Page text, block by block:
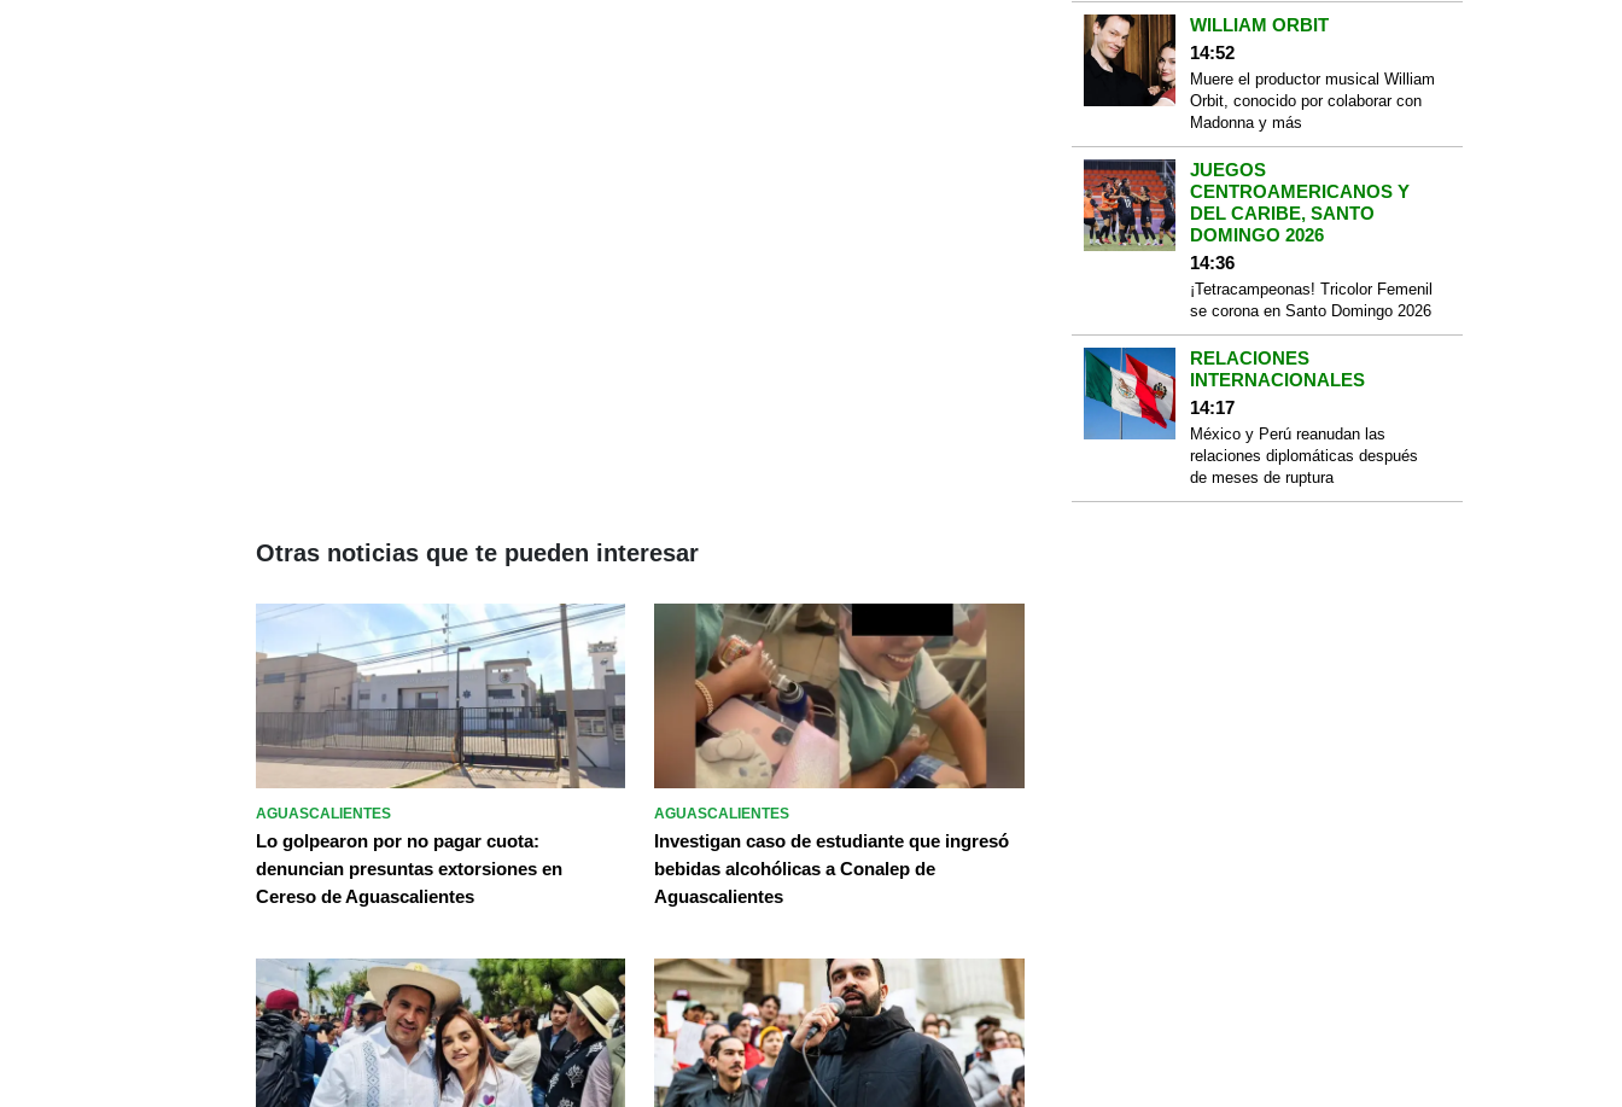
WILLIAM ORBIT
14:52
Muere el productor musical William
Orbit, conocido por colaborar con
Madonna y más
JUEGOS
CENTROAMERICANOS Y
DEL CARIBE, SANTO
DOMINGO 2026
14:36
¡Tetracampeonas! Tricolor Femenil
se corona en Santo Domingo 2026
RELACIONES
INTERNACIONALES
14:17
México y Perú reanudan las
relaciones diplomáticas después
de meses de ruptura
Otras noticias que te pueden interesar
AGUASCALIENTES
Lo golpearon por no pagar cuota:
denuncian presuntas extorsiones en
Cereso de Aguascalientes
AGUASCALIENTES
Investigan caso de estudiante que ingresó
bebidas alcohólicas a Conalep de
Aguascalientes